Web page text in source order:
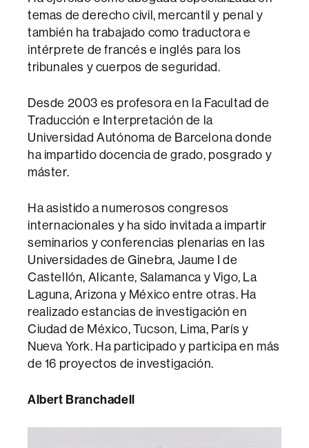
temas de derecho civil, mercantil y penal y
también ha trabajado como traductora e
intérprete de francés e inglés para los
tribunales y cuerpos de seguridad.
Desde 2003 es profesora en la Facultad de
Traducción e Interpretación de la
Universidad Autónoma de Barcelona donde
ha impartido docencia de grado, posgrado y
máster.
Ha asistido a numerosos congresos
internacionales y ha sido invitada a impartir
seminarios y conferencias plenarias en las
Universidades de Ginebra, Jaume I de
Castellón, Alicante, Salamanca y Vigo, La
Laguna, Arizona y México entre otras. Ha
realizado estancias de investigación en
Ciudad de México, Tucson, Lima, París y
Nueva York. Ha participado y participa en más
de 16 proyectos de investigación.
Albert Branchadell